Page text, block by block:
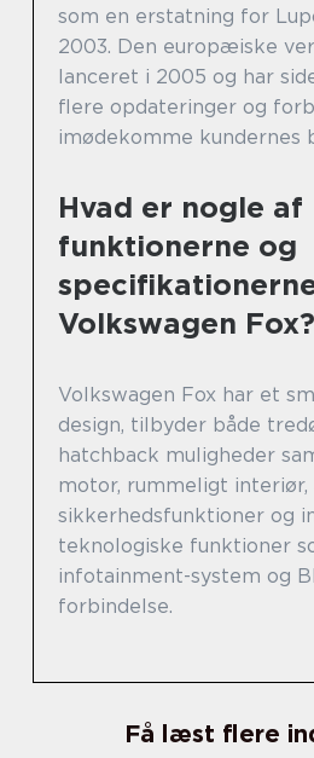
som en erstatning for
2003. Den europæiske
lanceret i 2005 og har
flere opdateringer og
imødekomme kundernes
Hvad er nogle af
funktionerne og
Volkswagen Fox?
Volkswagen Fox har et
design, tilbyder både
hatchback muligheder
motor, rummeligt interiør,
sikkerhedsfunktioner og
teknologiske funktioner
infotainment-system og
forbindelse.
Få læst flere